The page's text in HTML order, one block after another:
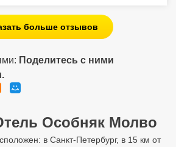
больше отзывов
Поделитесь с ними
Особняк Молво
в Санкт-Петербург, в 15 км от